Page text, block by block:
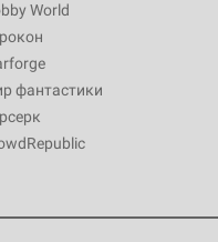
World
фантастики